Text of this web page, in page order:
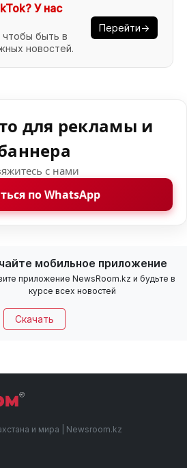
У нас
быть в
новостей.
Перейти→
для рекламы и
с нами
по WhatsApp
мобильное приложение
приложение NewsRoom.kz и будьте в
курсе всех новостей
Скачать
и мира | Newsroom.kz